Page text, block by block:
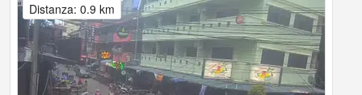
Distanza: 0.9 km